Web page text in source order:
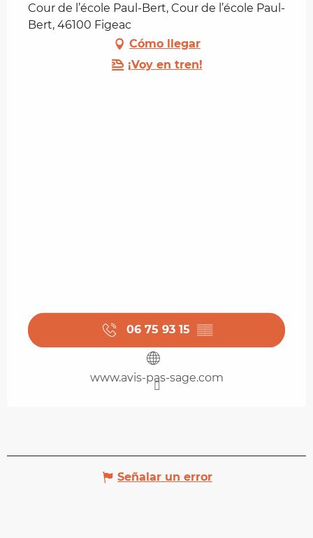
Cour de l’école Paul-Bert, Cour de l’école Paul-
Bert, 46100 Figeac
Cómo llegar
¡Voy en tren!
06 75 93 15 ▒▒
www.avis-pas-sage.com
Señalar un error